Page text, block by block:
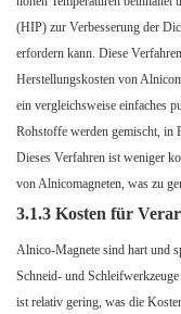
(HIP) zur Verbesserung der
erfordern kann. Diese
Herstellungskosten von
ein vergleichsweise einfaches
Rohstoffe werden gemischt, in
Dieses Verfahren ist weniger
von Alnicomagneten, was zu
3.1.3 Kosten für
Alnico-Magnete sind hart und
Schneid- und
ist relativ gering, was die